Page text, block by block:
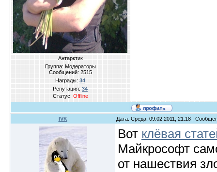
Антарктик
Группа: Модераторы
Сообщений: 2515
Награды: 34
Репутация: 34
Статус: Offline
IVK Дата: Среда, 09.02.2011, 21:18 |
Вот клёвая
Майкрософт
от нашествия